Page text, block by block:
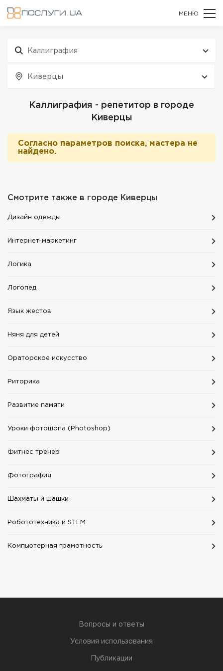
МЕНЮ
Каллиграфия
Киверцы
Каллиграфия - репетитор в городе
Киверцы
Согласно параметров поиска, мастера не
найдено.
Смотрите также в городе Киверцы
Дизайн одежды
Интернет-маркетинг
Логика
Логопед
Язык жестов
Няня для детей
Ораторское искусство
Риторика
Развитие памяти
Уроки фотошопа (Photoshop)
Фитнес тренер
Фотография
Шахматы и шашки
Робототехника и STEM
Компьютерная грамотность
Вопросы и ответы
Условия использования
Публикации